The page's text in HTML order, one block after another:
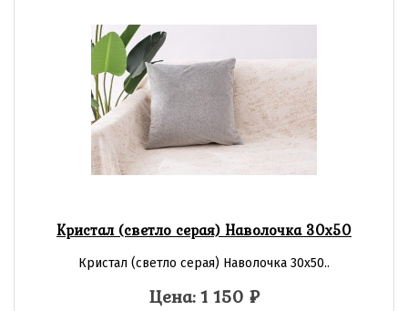
Кристал (светло серая) Наволочка 30х50
Кристал (светло серая) Наволочка 30х50..
Цена: 1 150 ₽